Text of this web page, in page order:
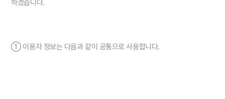
하겠습니다.
① 이용자 정보는 다음과 같이 공통으로 사용합니다.